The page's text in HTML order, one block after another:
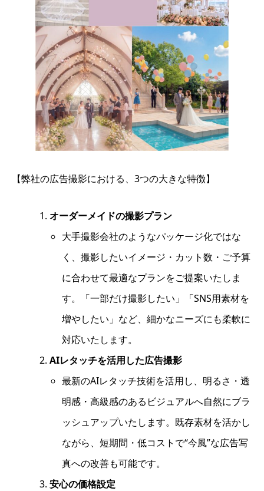
【弊社の広告撮影における、3つの大きな特徴】
オーダーメイドの撮影プラン
大手撮影会社のようなパッケージ化ではな
く、撮影したいイメージ・カット数・ご予算
に合わせて最適なプランをご提案いたしま
す。「一部だけ撮影したい」「SNS用素材を
増やしたい」など、細かなニーズにも柔軟に
対応いたします。
AIレタッチを活用した広告撮影
最新のAIレタッチ技術を活用し、明るさ・透
明感・高級感のあるビジュアルへ自然にブラ
ッシュアップいたします。既存素材を活かし
ながら、短期間・低コストで“今風”な広告写
真への改善も可能です。
安心の価格設定